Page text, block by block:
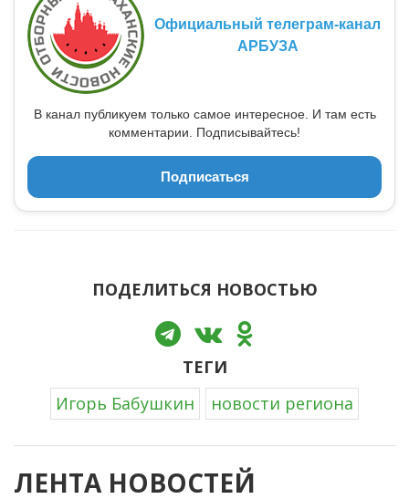
Официальный телеграм-канал
АРБУЗА
В канал публикуем только самое интересное. И там есть
комментарии. Подписывайтесь!
Подписаться
ПОДЕЛИТЬСЯ НОВОСТЬЮ
ТЕГИ
Игорь Бабушкин
новости региона
ЛЕНТА НОВОСТЕЙ